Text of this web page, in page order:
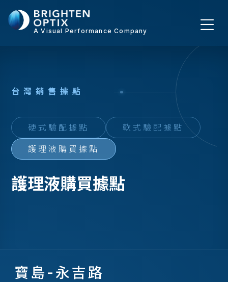
A Visual Performance Company
台灣銷 售據點
硬式驗配據點 軟式驗配據點
護理液購買據點
護理液購買據點
寶島-永吉路